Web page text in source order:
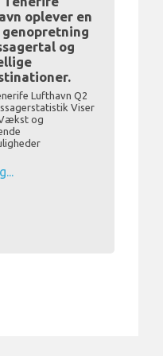
oplever en
og
Lufthavn Q2
Viser
og